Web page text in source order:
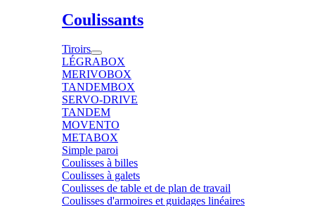
Coulissants
Tiroirs
LÉGRABOX
MERIVOBOX
TANDEMBOX
SERVO-DRIVE
TANDEM
MOVENTO
METABOX
Simple paroi
Coulisses à billes
Coulisses à galets
Coulisses de table et de plan de travail
Coulisses d'armoires et guidages linéaires